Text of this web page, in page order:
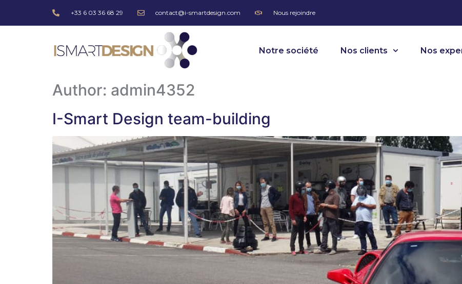
+33 6 03 36 68 29 contact@i-smartdesign.com Nous rejoindre
Notre société Nos clients Nos
Author: admin4352
I-Smart Design team-building